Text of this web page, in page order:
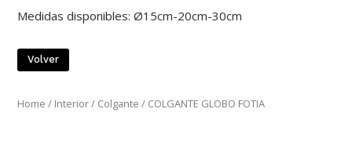
Medidas disponibles: Ø15cm-20cm-30cm
Volver
Home / Interior/ Colgante / COLGANTE GLOBO FOTIA